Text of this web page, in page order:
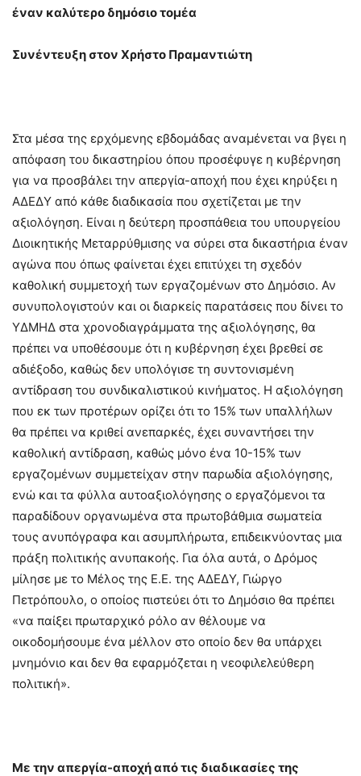
έναν καλύτερο δημόσιο τομέα
Συνέντευξη στον Χρήστο Πραμαντιώτη
Στα μέσα της ερχόμενης εβδομάδας αναμένεται να βγει η
απόφαση του δικαστηρίου όπου προσέφυγε η κυβέρνηση
για να προσβάλει την απεργία-αποχή που έχει κηρύξει η
ΑΔΕΔΥ από κάθε διαδικασία που σχετίζεται με την
αξιολόγηση. Είναι η δεύτερη προσπάθεια του υπουργείου
Διοικητικής Μεταρρύθμισης να σύρει στα δικαστήρια έναν
αγώνα που όπως φαίνεται έχει επιτύχει τη σχεδόν
καθολική συμμετοχή των εργαζομένων στο Δημόσιο. Αν
συνυπολογιστούν και οι διαρκείς παρατάσεις που δίνει το
ΥΔΜΗΔ στα χρονοδιαγράμματα της αξιολόγησης, θα
πρέπει να υποθέσουμε ότι η κυβέρνηση έχει βρεθεί σε
αδιέξοδο, καθώς δεν υπολόγισε τη συντονισμένη
αντίδραση του συνδικαλιστικού κινήματος. Η αξιολόγηση
που εκ των προτέρων ορίζει ότι το 15% των υπαλλήλων
θα πρέπει να κριθεί ανεπαρκές, έχει συναντήσει την
καθολική αντίδραση, καθώς μόνο ένα 10-15% των
εργαζομένων συμμετείχαν στην παρωδία αξιολόγησης,
ενώ και τα φύλλα αυτοαξιολόγησης ο εργαζόμενοι τα
παραδίδουν οργανωμένα στα πρωτοβάθμια σωματεία
τους ανυπόγραφα και ασυμπλήρωτα, επιδεικνύοντας μια
πράξη πολιτικής ανυπακοής. Για όλα αυτά, ο Δρόμος
μίλησε με το Μέλος της Ε.Ε. της ΑΔΕΔΥ, Γιώργο
Πετρόπουλο, ο οποίος πιστεύει ότι το Δημόσιο θα πρέπει
«να παίξει πρωταρχικό ρόλο αν θέλουμε να
οικοδομήσουμε ένα μέλλον στο οποίο δεν θα υπάρχει
μνημόνιο και δεν θα εφαρμόζεται η νεοφιλελεύθερη
πολιτική».
Με την απεργία-αποχή από τις διαδικασίες της